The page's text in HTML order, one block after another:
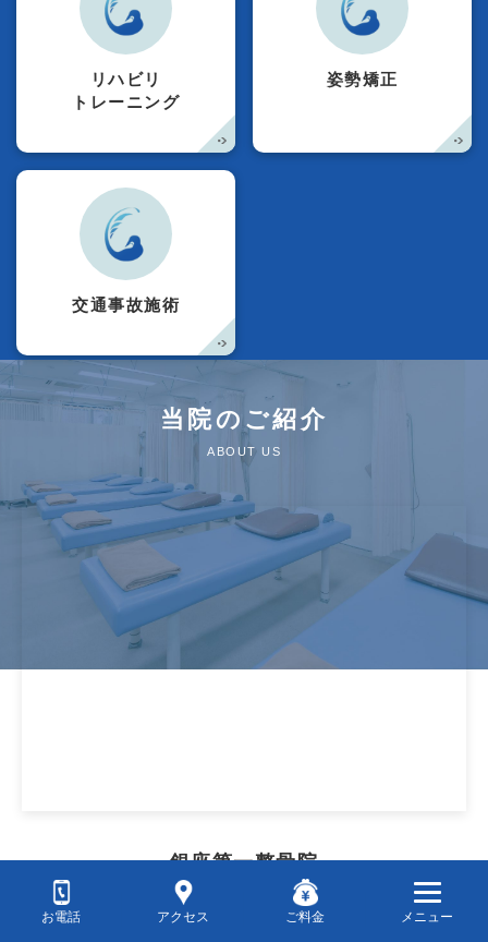
リハビリ
トレーニング
姿勢矯正
交通事故施術
当院のご紹介
ABOUT US
銀座第一整骨院
住所
お電話 アクセス ご料金 メニュー